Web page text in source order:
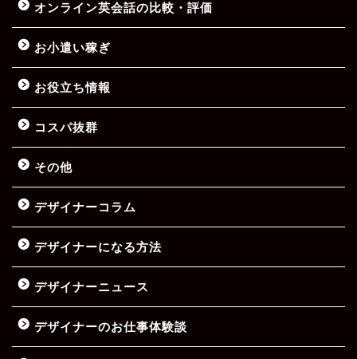
オンライン英会話の比較・評価
お小遣い稼ぎ
お役立ち情報
コスパ抜群
その他
デザイナーコラム
デザイナーになる方法
デザイナーニュース
デザイナーのお仕事体験談